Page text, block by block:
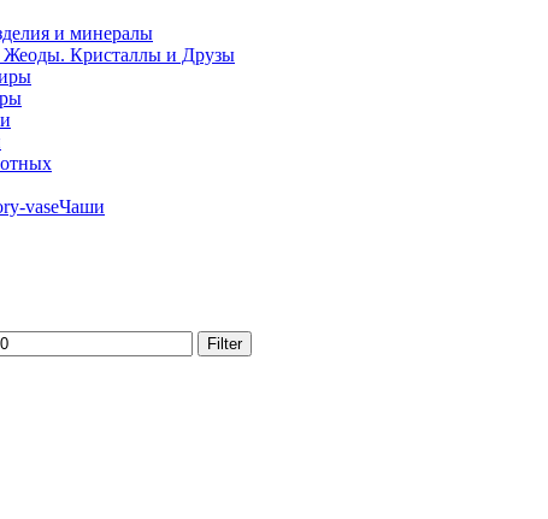
и минералы
Жеоды. Кристаллы и Друзы
Чаши
Filter